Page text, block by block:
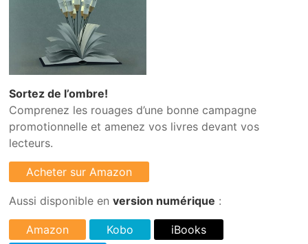
Sortez de l’ombre!
Comprenez les rouages d’une bonne campagne
promotionnelle et amenez vos livres devant vos
lecteurs.
Aussi disponible enversion numérique :